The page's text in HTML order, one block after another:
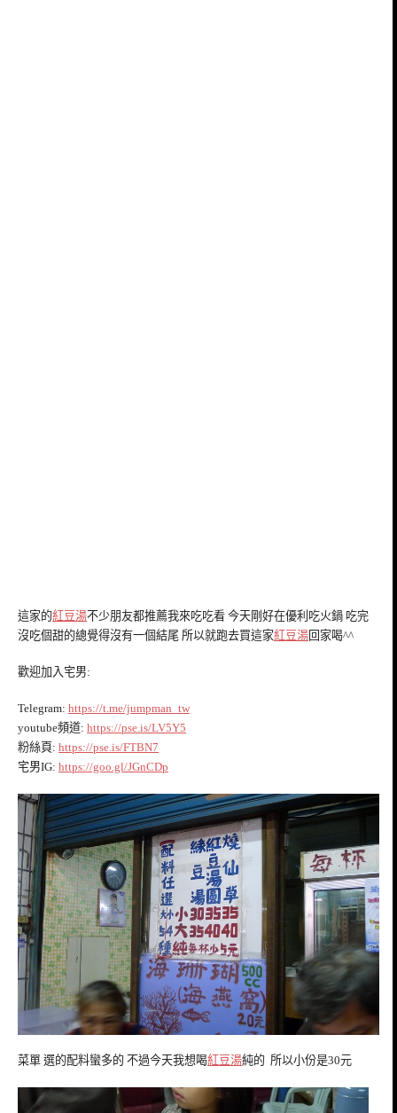
這家的紅豆湯不少朋友都推薦我來吃吃看 今天剛好在優利吃火鍋 吃完
沒吃個甜的總覺得沒有一個結尾 所以就跑去買這家紅豆湯 回家喝^^
歡迎加入宅男:
Telegram: https://t.me/jumpman_tw
youtube頻道: https://pse.is/LV5Y5
粉絲頁: https://pse.is/FTBN7
宅男IG: https://goo.gl/JGnCDp
菜單 選的配料蠻多的 不過今天我想喝紅豆湯純的 所以小份是30元